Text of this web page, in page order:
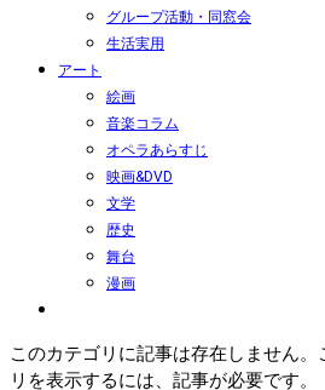
グループ活動・同窓会
生活実用
アート
絵画
音楽コラム
オペラあらすじ
映画&DVD
文学
歴史
舞台
漫画
このカテゴリに記事は存在しません
リを表示するには、記事が必要です。